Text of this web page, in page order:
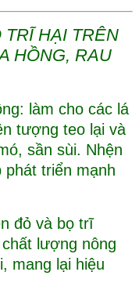
HẠI TRÊN
HỒNG, RAU
làm cho các lá
tượng teo lại và
sần sùi. Nhện
triển mạnh
đỏ và bọ trĩ
lượng nông
mang lại hiệu